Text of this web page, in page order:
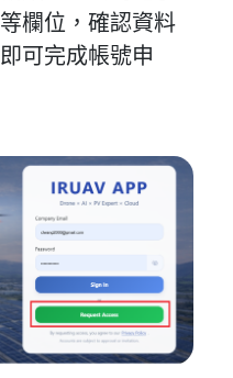
欄位，確認資料
可完成帳號申